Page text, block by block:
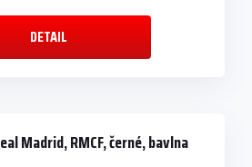
DETAIL
Madrid, RMCF, černé, bavlna